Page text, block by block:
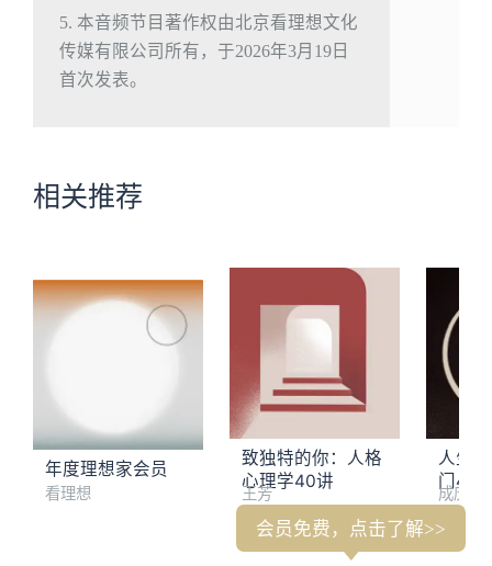
会员免费，点击了解>>
5. 本音频节目著作权由北京看理想文化
传媒有限公司所有，于2026年3月19日
首次发表。
相关推荐
年度理想家会员
看理想
致独特的你：人格
心理学40讲
王芳
人生
门40
成庆